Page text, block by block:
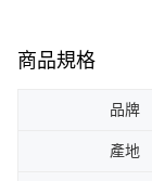
商品規格
品牌
產地